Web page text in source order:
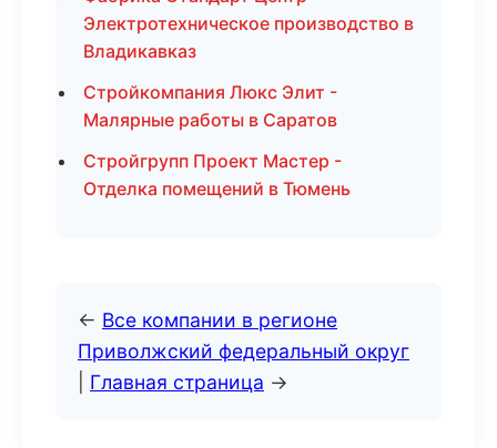
Электротехническое производство в
Владикавказ
Стройкомпания Люкс Элит -
Малярные работы в Саратов
Стройгрупп Проект Мастер -
Отделка помещений в Тюмень
← Все компании в регионе
Приволжский федеральный округ
Главная страница →